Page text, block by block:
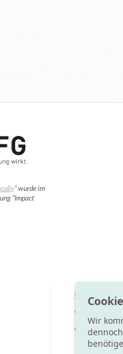
” wurde im
“Impact
Straßgang
Waltendorf
Wetzelsdorf
Wir